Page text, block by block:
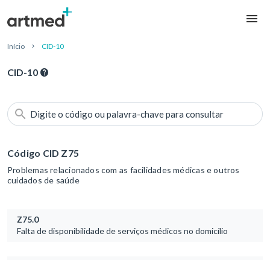
Início CID-10
CID-10
Digite o código ou palavra-chave para consultar
Código CID Z75
Problemas relacionados com as facilidades médicas e outros
cuidados de saúde
Z75.0
Falta de disponibilidade de serviços médicos no domicílio